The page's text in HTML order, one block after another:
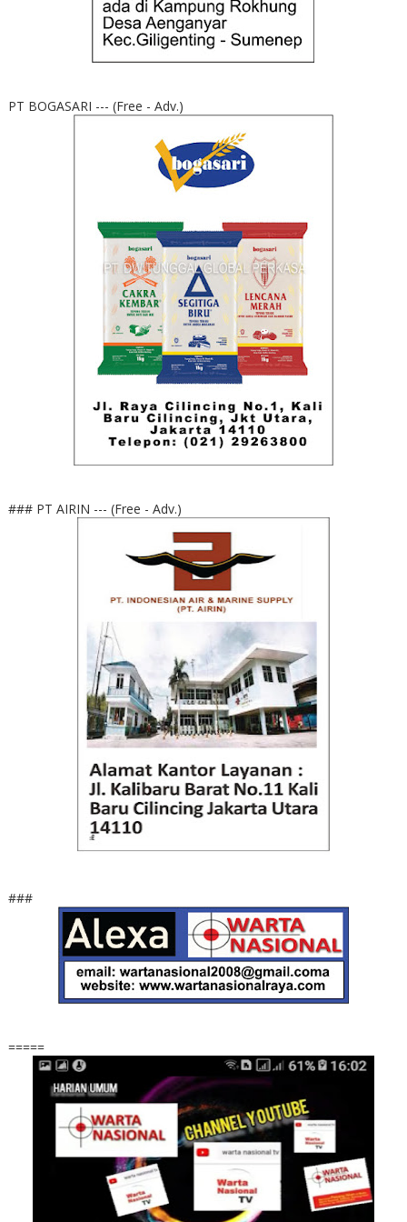
PT BOGASARI --- (Free - Adv.)
### PT AIRIN --- (Free - Adv.)
###
=====